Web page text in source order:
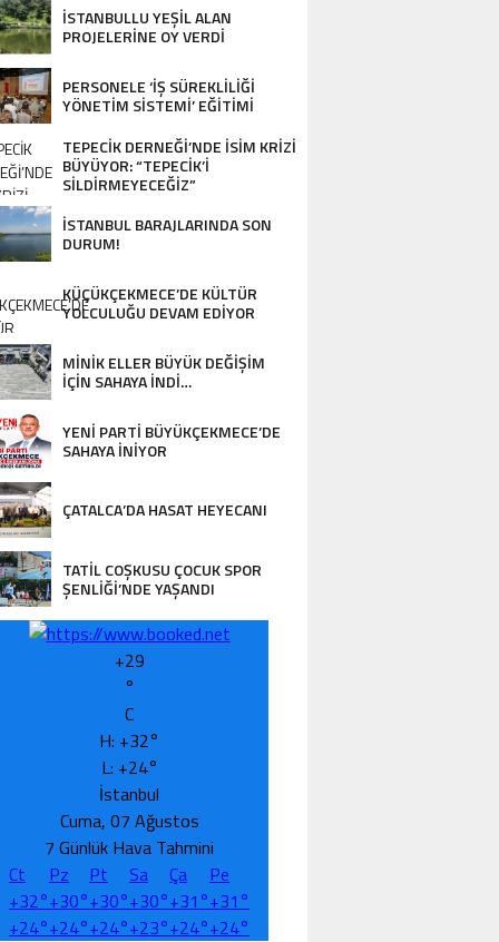
YEŞİL ALAN PROJELERİNE
DESTEK…
İSTANBULLU YEŞİL ALAN
PROJELERİNE OY VERDİ
PERSONELE ‘İŞ SÜREKLİLİĞİ
YÖNETİM SİSTEMİ’ EĞİTİMİ
TEPECİK DERNEĞİ’NDE İSİM KRİZİ
BÜYÜYOR: “TEPECİK’İ
SİLDİRMEYECEĞİZ”
İSTANBUL BARAJLARINDA SON
DURUM!
KÜÇÜKÇEKMECE’DE KÜLTÜR
YOLCULUĞU DEVAM EDİYOR
MİNİK ELLER BÜYÜK DEĞİŞİM
İÇİN SAHAYA İNDİ…
YENİ PARTİ BÜYÜKÇEKMECE’DE
SAHAYA İNİYOR
ÇATALCA’DA HASAT HEYECANI
TATİL COŞKUSU ÇOCUK SPOR
ŞENLİĞİ’NDE YAŞANDI
+29
°
C
H: +32°
L: +24°
İstanbul
Cuma, 07 Ağustos
7 Günlük Hava Tahmini
Ct
Pz Pt Sa Ça
Pe
+32°+30°+30°+30°+31°+31°
+24°+24°+24°+23°+24°+24°